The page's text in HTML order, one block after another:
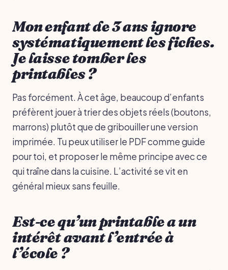
Mon enfant de 3 ans ignore
systématiquement les fiches.
Je laisse tomber les
printables ?
Pas forcément. À cet âge, beaucoup d’enfants
préfèrent jouer à trier des objets réels (boutons,
marrons) plutôt que de gribouiller une version
imprimée. Tu peux utiliser le PDF comme guide
pour toi, et proposer le même principe avec ce
qui traîne dans la cuisine. L’activité se vit en
général mieux sans feuille.
Est-ce qu’un printable a un
intérêt avant l’entrée à
l’école ?